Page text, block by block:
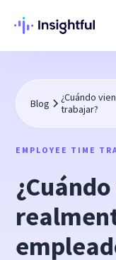
Blog
¿Cuándo
trabajar?
EMPLOYEE TIME